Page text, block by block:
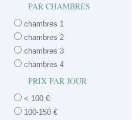
PAR CHAMBRES
chambres 1
chambres 2
chambres 3
chambres 4
PRIX PAR JOUR
< 100 €
100-150 €